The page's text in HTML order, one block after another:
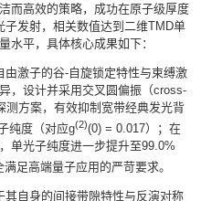
而高效的策略，成功在原子级厚度
子发射，相关数值达到二维TMD单
水平，具体核心成果如下：
由激子的谷-自旋锁定特性与束缚激
，设计并采用交叉圆偏振（cross-
测方案，有效抑制宽带经典发光背
纯度（对应g(2)(0) = 0.017）；在
单光子纯度进一步提升至99.0%
足高端量子应用的严苛要求。
其自身的间接带隙特性与反演对称